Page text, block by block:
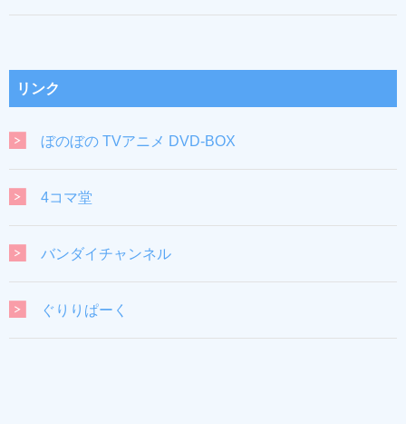
リンク
ぼのぼの TVアニメ DVD-BOX
4コマ堂
バンダイチャンネル
ぐりりぱーく